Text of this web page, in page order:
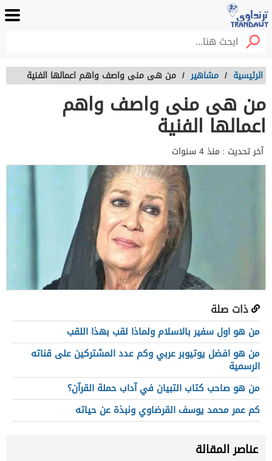
الرئيسية / مشاهير / من هى منى واصف واهم اعمالها الفنية
من هى منى واصف واهم
اعمالها الفنية
آخر تحديث : منذ 4 سنوات
ذات صلة
من هو اول سفير بالاسلام ولماذا لقب بهذا اللقب
من هو افضل يوتيوبر عربي وكم عدد المشتركين على قناته
الرسمية
من هو صاحب كتاب التبيان في آداب حملة القرآن؟
كم عمر محمد يوسف القرضاوي ونبذة عن حياته
عناصر المقالة